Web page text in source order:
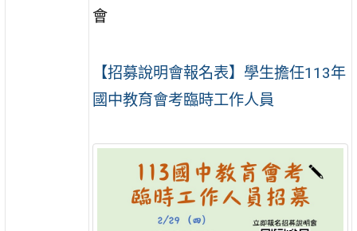
會
【招募說明會報名表】學生擔任113年
國中教育會考臨時工作人員